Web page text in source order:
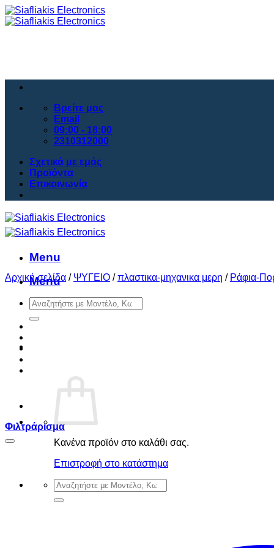
Μετάβαση
στο
Βρείτε μας
Email
09:00 - 18:00
2310312000
Σχετικά με εμάς
Προϊόντα
Επικοινωνία
Menu
Menu
Αναζήτηση
για:
Κανένα προϊόν στο καλάθι σας.
Επιστροφή στο κατάστημα
Αναζήτηση
για:
Αρχική σελίδα / ΨΥΓΕΙΟ / πλαστικα-μηχανικα μερη / Ράφια-
Φιλτράρισμα